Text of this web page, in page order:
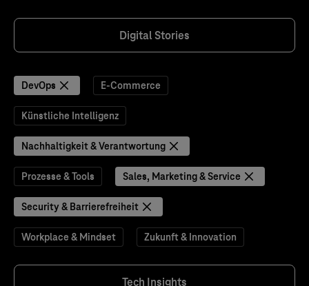
Digital Stories
DevOps E-Commerce
Künstliche Intelligenz
Nachhaltigkeit & Verantwortung
Prozesse & Tools Sales, Marketing & Service
Security & Barrierefreiheit
Workplace & Mindset Zukunft & Innovation
Tech Insights